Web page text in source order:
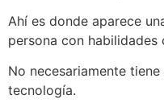
Ahí es donde aparece
persona con habilidades
No necesariamente
tecnología.